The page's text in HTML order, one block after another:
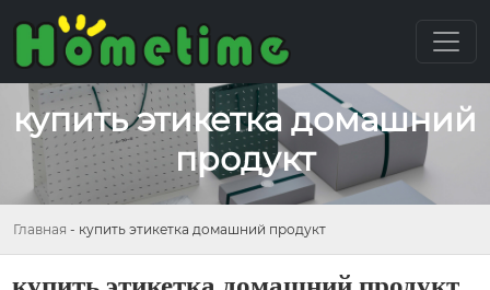
купить этикетка домашний
продукт
Главная - купить этикетка домашний продукт